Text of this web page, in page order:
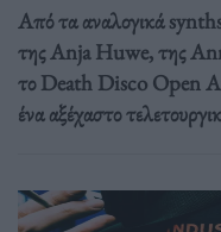
Από τα αναλογικά
της Anja Huwe, της
το Death Disco Open
ένα αξέχαστο